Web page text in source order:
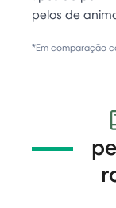
pelos de
*Em comparação